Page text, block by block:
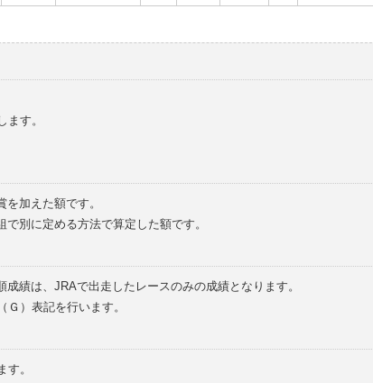
す。
加えた額です。
別に定める方法で算定した額です。
績は、JRAで出走したレースのみの成績となります。
）表記を行います。
。